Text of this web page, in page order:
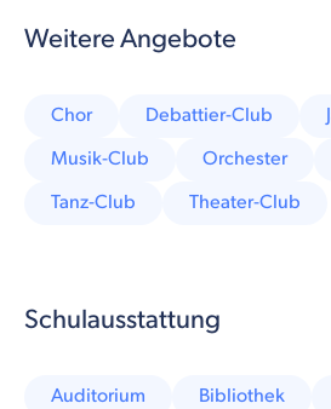
Weitere Angebote
Chor Debattier-Club
Musik-Club
Orchester
Tanz-Club
Theater-Club
Schulausstattung
Auditorium Bibliothek